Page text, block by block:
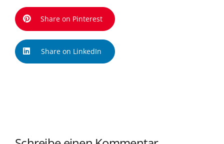
Share on Pinterest
Share on LinkedIn